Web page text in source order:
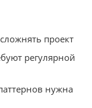
проект
регулярной
нужна